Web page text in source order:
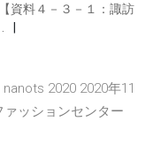
資料４－３－１：諏訪
2020 2020年11
ァッションセンター